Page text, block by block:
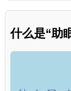
什么是“助